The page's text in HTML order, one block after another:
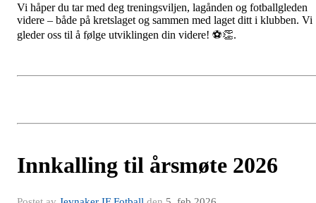
Vi håper du tar med deg treningsviljen, lagånden og fotballgleden
videre – både på kretslaget og sammen med laget ditt i klubben. Vi
gleder oss til å følge utviklingen din videre! ⚽👏.
Innkalling til årsmøte 2026